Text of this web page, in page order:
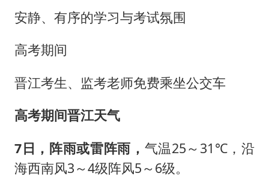
安静、有序的学习与考试氛围
高考期间
晋江考生、监考老师免费乘坐公交车
高考期间晋江天气
7日，阵雨或雷阵雨， 气温25～31℃，沿
海西南风3～4级阵风5～6级。